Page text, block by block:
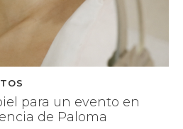
para un evento en
de Paloma